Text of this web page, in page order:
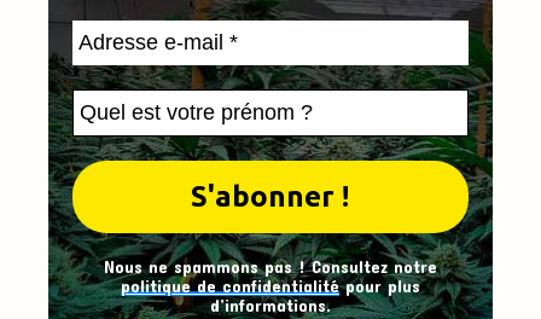
Nous ne spammons pas ! Consultez notre
politique de confidentialitépour plus
d’informations.